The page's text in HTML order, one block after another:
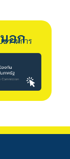
อก
รามการ